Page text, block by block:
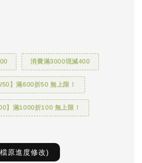
消費滿3000現減400
】滿600折50 無上限！
】滿1000折100 無上限！
原進度修改)